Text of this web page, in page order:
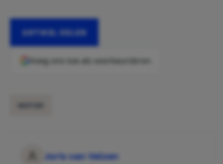
ARTIKEL DELEN
Voeg ons toe als voorkeursbron
Joris van Velzen